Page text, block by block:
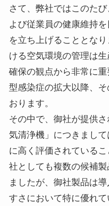
さて、弊社ではこのた
よび従業員の健康維持
を立ち上げることとな
ける空気環境の管理は
確保の観点から非常に
型感染症の拡大以降、
おります。
その中で、御社が提供
気清浄機」につきまし
に高く評価されている
社としても複数の候補
ましたが、御社製品は
すさにおいて特に優れ